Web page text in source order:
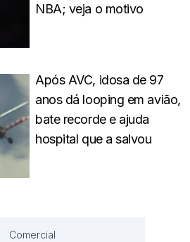
NBA; veja o motivo
Após AVC, idosa de 97
anos dá looping em avião,
bate recorde e ajuda
hospital que a salvou
Comercial